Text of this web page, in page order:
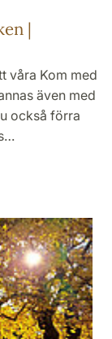
|
våra Kom med
även med
också förra